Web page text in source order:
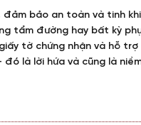
đảm bảo an toàn và tinh
tẩm đường hay bất kỳ
tờ chứng nhận và hỗ
là lời hứa và cũng là